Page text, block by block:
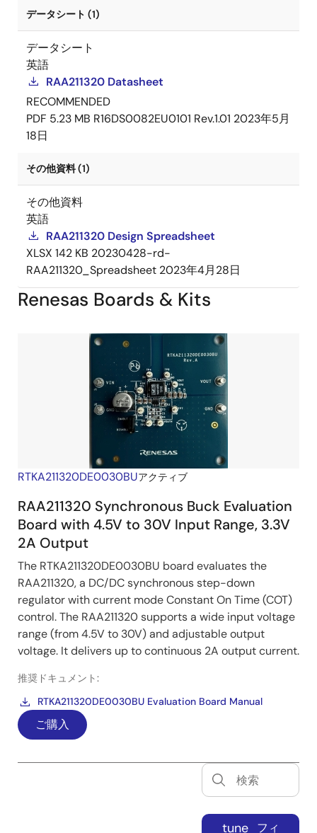
データシート (1)
データシート
英語
RAA211320 Datasheet
RECOMMENDED
PDF 5.23 MB R16DS0082EU0101 Rev.1.01 2023年5月
18日
その他資料 (1)
その他資料
英語
RAA211320 Design Spreadsheet
XLSX 142 KB 20230428-rd-
RAA211320_Spreadsheet 2023年4月28日
Renesas Boards & Kits
RTKA211320DE0030BUアクティブ
RAA211320 Synchronous Buck Evaluation
Board with 4.5V to 30V Input Range, 3.3V
2A Output
The RTKA211320DE0030BU board evaluates the
RAA211320, a DC/DC synchronous step-down
regulator with current mode Constant On Time (COT)
control. The RAA211320 supports a wide input voltage
range (from 4.5V to 30V) and adjustable output
voltage. It delivers up to continuous 2A output current.
推奨ドキュメント:
RTKA211320DE0030BU Evaluation Board Manual
ご購入
tune フィ